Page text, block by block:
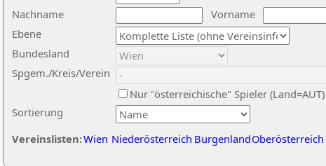
Nachname
Vorname
Ebene
Sortierung
Bundesland
Spgem./Kreis/Verein
Nur "österreichische" Spieler (Land=AUT)
Vereinslisten:Wien Niederösterreich BurgenlandOberösterreich